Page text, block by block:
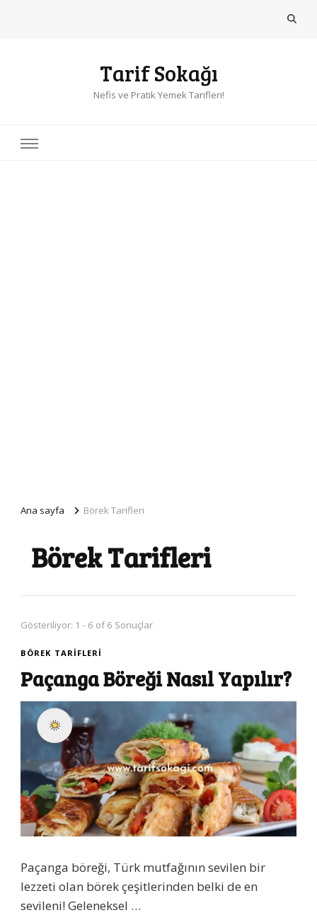
Tarif Sokağı
Nefis ve Pratik Yemek Tarifleri!
Ana sayfa Börek Tarifleri
Börek Tarifleri
Gösteriliyor: 1 - 6 of 6 Sonuçlar
BÖREK TARIFLERI
Paçanga Böreği Nasıl Yapılır?
Paçanga böreği, Türk mutfağının sevilen bir
lezzeti olan börek çeşitlerinden belki de en
sevileni! Geleneksel …